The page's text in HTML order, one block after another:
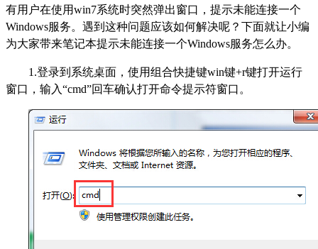
有用户在使用win7系统时突然弹出窗口，提示未能连接一个
Windows服务。遇到这种问题应该如何解决呢？下面就让小编
为大家带来笔记本提示未能连接一个Windows服务怎么办。
1.登录到系统桌面，使用组合快捷键win键+r键打开运行
窗口，输入“cmd”回车确认打开命令提示符窗口。